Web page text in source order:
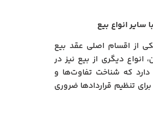
سایر انواع بیع
از اقسام اصلی عقد بیع
انواع دیگری از بیع نیز در
که شناخت تفاوت‌ها و
تنظیم قراردادها ضروری